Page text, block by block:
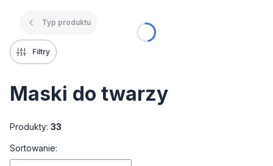
Typ produktu
Filtry
Maski do twarzy
Produkty: 33
Lista produktów
Sortowanie: